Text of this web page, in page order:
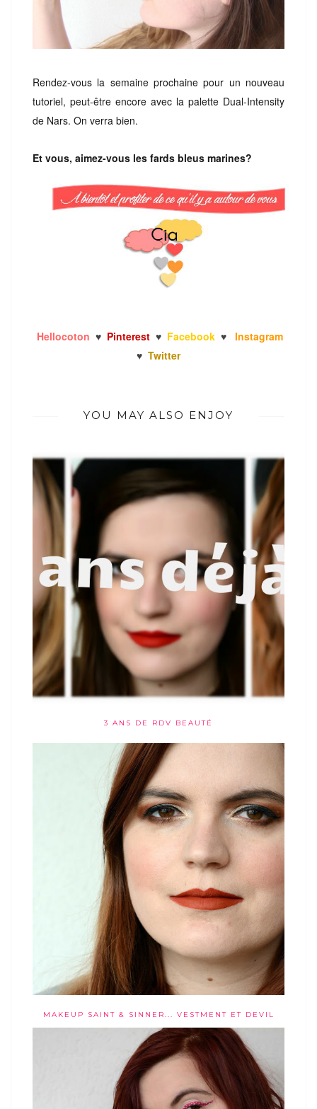
Rendez-vous la semaine prochaine pour un nouveau
tutoriel, peut-être encore avec la palette Dual-Intensity
de Nars. On verra bien.
Et vous, aimez-vous les fards bleus marines?
Hellocoton ♥ Pinterest ♥ Facebook ♥ Instagram
♥ Twitter
YOU MAY ALSO ENJOY
3 ANS DE RDV BEAUTÉ
MAKEUP SAINT & SINNER... VESTMENT ET DEVIL